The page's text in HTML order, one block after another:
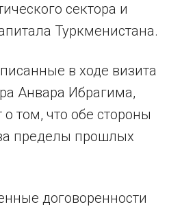
сектора и
Туркменистана.
в ходе визита
Анвара Ибрагима,
о том, что обе стороны
пределы прошлых
договоренности